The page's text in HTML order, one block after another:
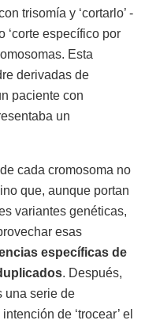
trisomía y ‘cortarlo’ -
‘corte específico por
Esta
derivadas de
paciente con
un
cada cromosoma no
que, aunque portan
variantes genéticas,
esas
específicas de
. Después,
una serie de
de ‘trocear’ el